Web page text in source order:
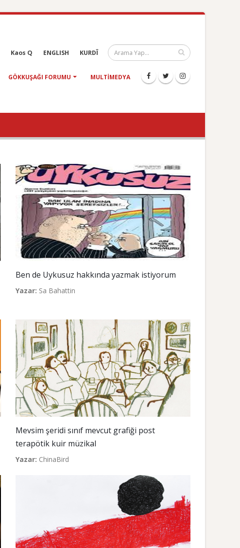
Kaos Q ENGLISH KURDÎ
GÖKKUŞAĞI FORUMU MULTIMEDYA
Ben de Uykusuz hakkında yazmak istiyorum
Yazar: Sa Bahattin
Mevsim şeridi sınıf mevcut grafiği post
terapötik kuir müzikal
Yazar: ChinaBird